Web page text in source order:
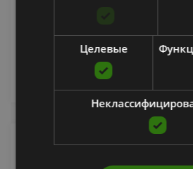
уведомить
Целевые